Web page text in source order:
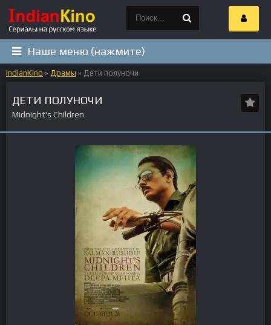
Наше меню (нажмите)
IndianKino » Драмы » Дети полуночи
ДЕТИ ПОЛУНОЧИ
Midnight's Children